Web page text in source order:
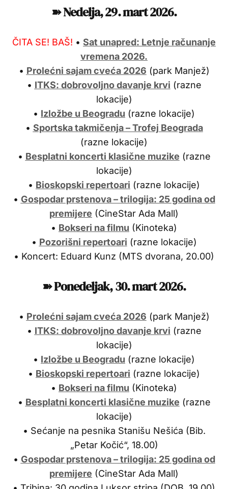
➽ Nedelja, 29. mart 2026.
ČITA SE! BAŠ! • Sat unapred: Letnje računanje
vremena 2026.
• Prolećni sajam cveća 2026 (park Manjež)
• ITKS: dobrovoljno davanje krvi (razne
lokacije)
• Izložbe u Beogradu (razne lokacije)
• Sportska takmičenja – Trofej Beograda
(razne lokacije)
• Besplatni koncerti klasične muzike (razne
lokacije)
• Bioskopski repertoari (razne lokacije)
• Gospodar prstenova – trilogija: 25 godina od
premijere (CineStar Ada Mall)
• Bokseri na filmu (Kinoteka)
• Pozorišni repertoari (razne lokacije)
• Koncert: Eduard Kunz (MTS dvorana, 20.00)
➽ Ponedeljak,30. mart 2026.
• Prolećni sajam cveća 2026 (park Manjež)
• ITKS: dobrovoljno davanje krvi (razne
lokacije)
• Izložbe u Beogradu (razne lokacije)
• Bioskopski repertoari (razne lokacije)
• Bokseri na filmu (Kinoteka)
• Besplatni koncerti klasične muzike (razne
lokacije)
• Sećanje na pesnika Stanišu Nešića (Bib.
„Petar Kočić“, 18.00)
• Gospodar prstenova – trilogija: 25 godina od
premijere (CineStar Ada Mall)